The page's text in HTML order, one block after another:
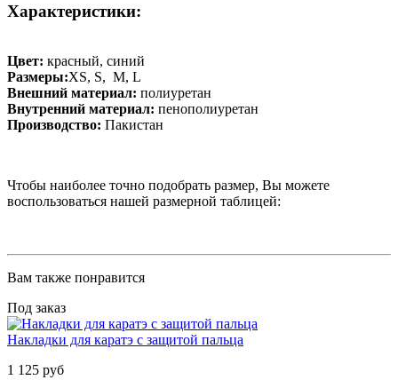
Характеристики:
Цвет: красный, синий
Размеры:XS, S, M, L
Внешний материал: полиуретан
Внутренний материал: пенополиуретан
Производство: Пакистан
Чтобы наиболее точно подобрать размер, Вы можете
воспользоваться нашей размерной таблицей:
Вам также понравится
Под заказ
Накладки для каратэ с защитой пальца
1 125 руб